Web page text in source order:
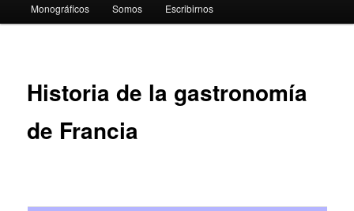
Monográficos Somos Escribirnos
Historia de la gastronomía
de Francia